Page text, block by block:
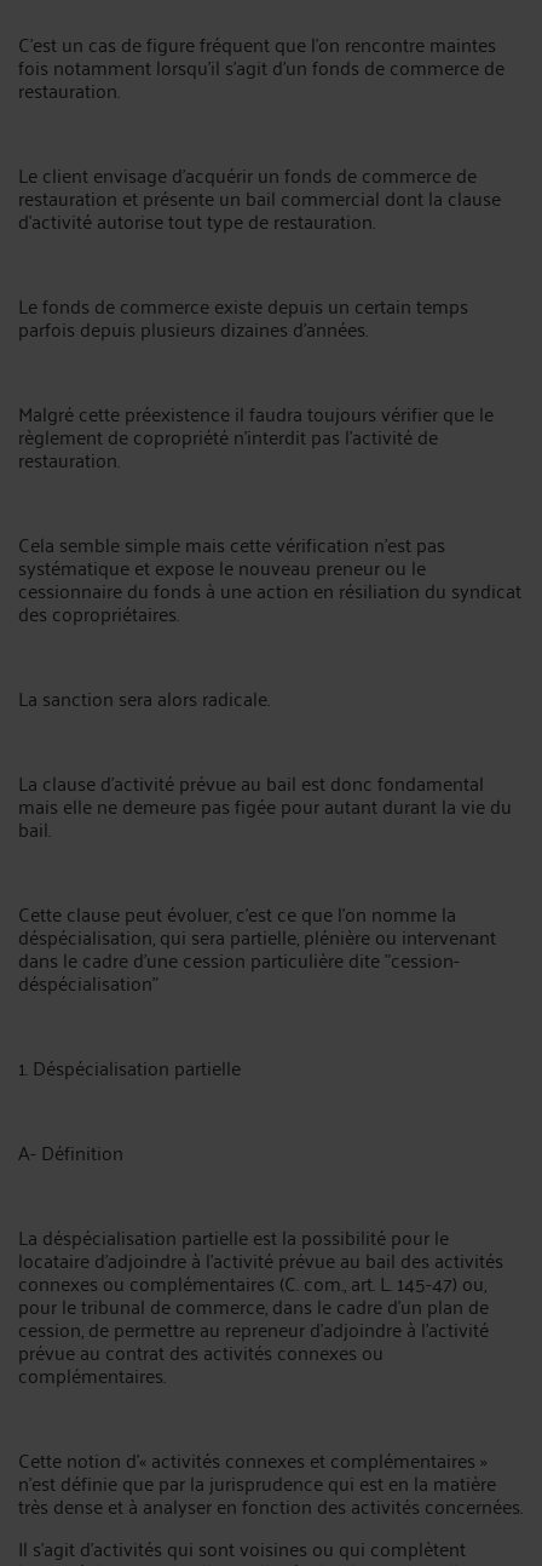
C'est un cas de figure fréquent que l'on rencontre maintes
fois notamment lorsqu'il s'agit d'un fonds de commerce de
restauration.
Le client envisage d'acquérir un fonds de commerce de
restauration et présente un bail commercial dont la clause
d'activité autorise tout type de restauration.
Le fonds de commerce existe depuis un certain temps
parfois depuis plusieurs dizaines d'années.
Malgré cette préexistence il faudra toujours vérifier que le
règlement de copropriété n'interdit pas l'activité de
restauration.
Cela semble simple mais cette vérification n'est pas
systématique et expose le nouveau preneur ou le
cessionnaire du fonds à une action en résiliation du syndicat
des copropriétaires.
La sanction sera alors radicale.
La clause d'activité prévue au bail est donc fondamental
mais elle ne demeure pas figée pour autant durant la vie du
bail.
Cette clause peut évoluer, c'est ce que l'on nomme la
déspécialisation, qui sera partielle, plénière ou intervenant
dans le cadre d'une cession particulière dite "cession-
déspécialisation"
1. Déspécialisation partielle
A- Définition
La déspécialisation partielle est la possibilité pour le
locataire d’adjoindre à l’activité prévue au bail des activités
connexes ou complémentaires (C. com., art. L. 145-47) ou,
pour le tribunal de commerce, dans le cadre d’un plan de
cession, de permettre au repreneur d’adjoindre à l’activité
prévue au contrat des activités connexes ou
complémentaires.
Cette notion d’« activités connexes et complémentaires »
n’est définie que par la jurisprudence qui est en la matière
très dense et à analyser en fonction des activités concernées.
Il s’agit d’activités qui sont voisines ou qui complètent